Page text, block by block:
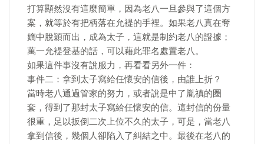
打算顯然沒有這麼簡單，因為老八一旦參與了這個方
案，就等於有把柄落在允褆的手裡。如果老八真在奪
嫡中脫穎而出，成為太子，這就是制約老八的證據；
萬一允褆登基的話，可以藉此罪名處置老八。
如果這件事沒有說服力，再看看另外一件：
事件二：拿到太子寫給任懷安的信後，由誰上折？
當時老八通過管家的努力，或者說是中了胤禛的圈
套，得到了那封太子寫給任懷安的信。這封信的份量
很重，足以扳倒二次上位不久的太子，可是，當老八
拿到信後，幾個人卻陷入了糾結之中。最後在老八的